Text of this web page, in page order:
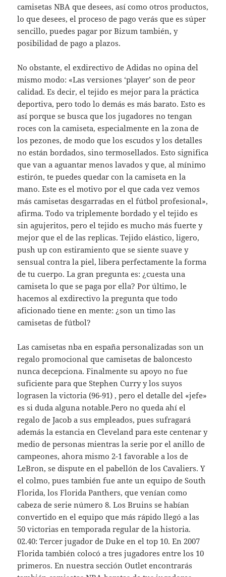
camisetas NBA que desees, así como otros productos,
lo que desees, el proceso de pago verás que es súper
sencillo, puedes pagar por Bizum también, y
posibilidad de pago a plazos.
No obstante, el exdirectivo de Adidas no opina del
mismo modo: «Las versiones ‘player’ son de peor
calidad. Es decir, el tejido es mejor para la práctica
deportiva, pero todo lo demás es más barato. Esto es
así porque se busca que los jugadores no tengan
roces con la camiseta, especialmente en la zona de
los pezones, de modo que los escudos y los detalles
no están bordados, sino termosellados. Esto significa
que van a aguantar menos lavados y que, al mínimo
estirón, te puedes quedar con la camiseta en la
mano. Este es el motivo por el que cada vez vemos
más camisetas desgarradas en el fútbol profesional»,
afirma. Todo va triplemente bordado y el tejido es
sin agujeritos, pero el tejido es mucho más fuerte y
mejor que el de las replicas. Tejido elástico, ligero,
push up con estiramiento que se siente suave y
sensual contra la piel, libera perfectamente la forma
de tu cuerpo. La gran pregunta es: ¿cuesta una
camiseta lo que se paga por ella? Por último, le
hacemos al exdirectivo la pregunta que todo
aficionado tiene en mente: ¿son un timo las
camisetas de fútbol?
Las camisetas nba en españa personalizadas son un
regalo promocional que camisetas de baloncesto
nunca decepciona. Finalmente su apoyo no fue
suficiente para que Stephen Curry y los suyos
lograsen la victoria (96-91) , pero el detalle del «jefe»
es si duda alguna notable.Pero no queda ahí el
regalo de Jacob a sus empleados, pues sufragará
además la estancia en Cleveland para este centenar y
medio de personas mientras la serie por el anillo de
campeones, ahora mismo 2-1 favorable a los de
LeBron, se dispute en el pabellón de los Cavaliers. Y
el colmo, pues también fue ante un equipo de South
Florida, los Florida Panthers, que venían como
cabeza de serie número 8. Los Bruins se habían
convertido en el equipo que más rápido llegó a las
50 victorias en temporada regular de la historia.
02.40: Tercer jugador de Duke en el top 10. En 2007
Florida también colocó a tres jugadores entre los 10
primeros. En nuestra sección Outlet encontrarás